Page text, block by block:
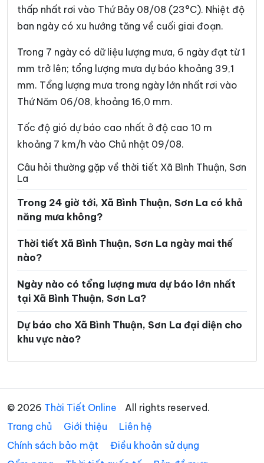
Xã Mường Bú Xã Mường Chanh
Xã Mường É Xã Mường Giôn
Xã Mường Hung Xã Mường Khiêng
Xã Mường Lầm
Xã Mường Lạn Xã Mường Lèo
Xã Nậm Ty
Xã Pắc Ngà Xã Phiêng Cằm
Xã Phiêng Khoài
Xã Phù Yên Xã Púng Bánh
Xã Quỳnh Nhai Xã Song Khủa
Xã Sông Mã Xã Sốp Cộp
Xã Tạ Khoa
Xã Tân Phong Xã Tân Yên
Xã Thuận Châu Xã Tô Múa
Xã Tường Hạ Xã Vân Hồ
Xã Xím Vàng Xã Xuân Nha
thấp nhất rơi vào Thứ Bảy 08/08 (23°C). Nhiệt độ
ban ngày có xu hướng tăng về cuối giai đoạn.
Trong 7 ngày có dữ liệu lượng mưa, 6 ngày đạt từ 1
mm trở lên; tổng lượng mưa dự báo khoảng 39,1
mm. Tổng lượng mưa trong ngày lớn nhất rơi vào
Thứ Năm 06/08, khoảng 16,0 mm.
Tốc độ gió dự báo cao nhất ở độ cao 10 m
khoảng 7 km/h vào Chủ nhật 09/08.
Câu hỏi thường gặp về thời tiết Xã Bình Thuận, Sơn
La
Trong 24 giờ tới, Xã Bình Thuận, Sơn La có khả
năng mưa không?
Thời tiết Xã Bình Thuận, Sơn La ngày mai thế
nào?
Ngày nào có tổng lượng mưa dự báo lớn nhất
tại Xã Bình Thuận, Sơn La?
Dự báo cho Xã Bình Thuận, Sơn La đại diện cho
khu vực nào?
© 2026 Thời Tiết Online
All rights reserved.
Trang chủ
Giới thiệu
Liên hệ
Chính sách bảo mật
Điều khoản sử dụng